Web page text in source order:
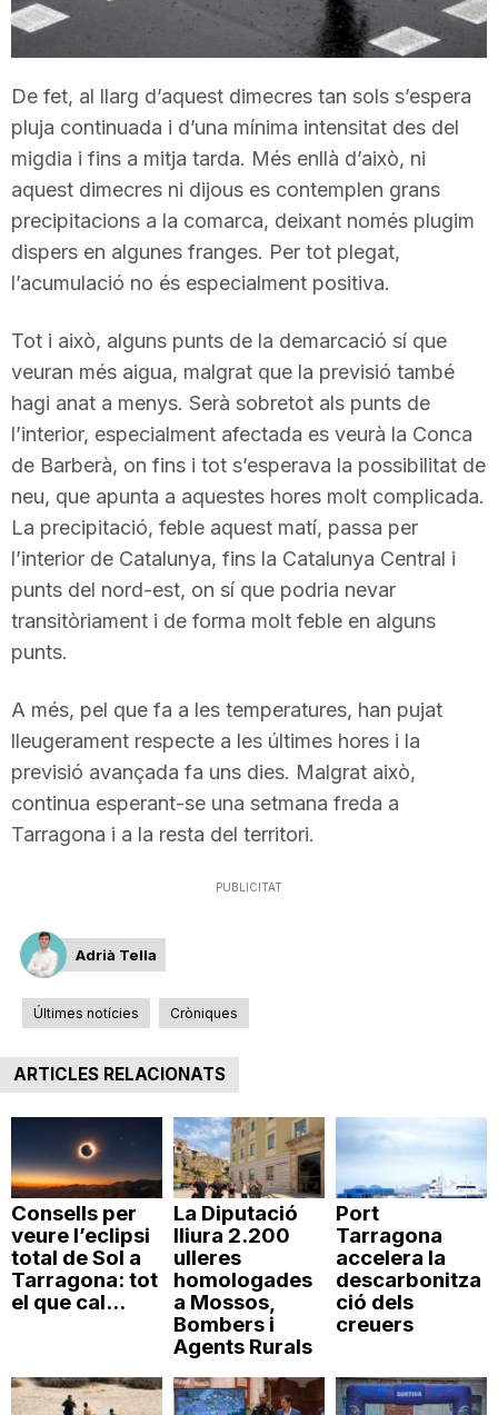
a
r
a
o
n
De fet, al llarg d’aquest dimecres tan sols s’espera
pluja continuada i d’una mínima intensitat des del
migdia i fins a mitja tarda. Més enllà d’això, ni
aquest dimecres ni dijous es contemplen grans
precipitacions a la comarca, deixant només plugim
dispers en algunes franges. Per tot plegat,
l’acumulació no és especialment positiva.
Tot i això, alguns punts de la demarcació sí que
veuran més aigua, malgrat que la previsió també
hagi anat a menys. Serà sobretot als punts de
l’interior, especialment afectada es veurà la Conca
de Barberà, on fins i tot s’esperava la possibilitat de
neu, que apunta a aquestes hores molt complicada.
La precipitació, feble aquest matí, passa per
l’interior de Catalunya, fins la Catalunya Central i
punts del nord-est, on sí que podria nevar
transitòriament i de forma molt feble en alguns
punts.
A més, pel que fa a les temperatures, han pujat
lleugerament respecte a les últimes hores i la
previsió avançada fa uns dies. Malgrat això,
continua esperant-se una setmana freda a
Tarragona i a la resta del territori.
PUBLICITAT
Adrià Tella
Últimes notícies Cròniques
ARTICLES RELACIONATS
Consells per
veure l’eclipsi
total de Sol a
Tarragona: tot
el que cal...
La Diputació
lliura 2.200
ulleres
homologades
a Mossos,
Bombers i
Agents Rurals
Port
Tarragona
accelera la
descarbonitza
ció dels
creuers